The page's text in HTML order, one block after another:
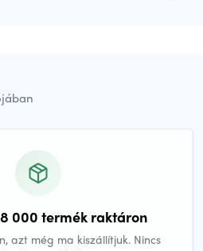
000 termék raktáron
azt még ma kiszállítjuk. Nincs